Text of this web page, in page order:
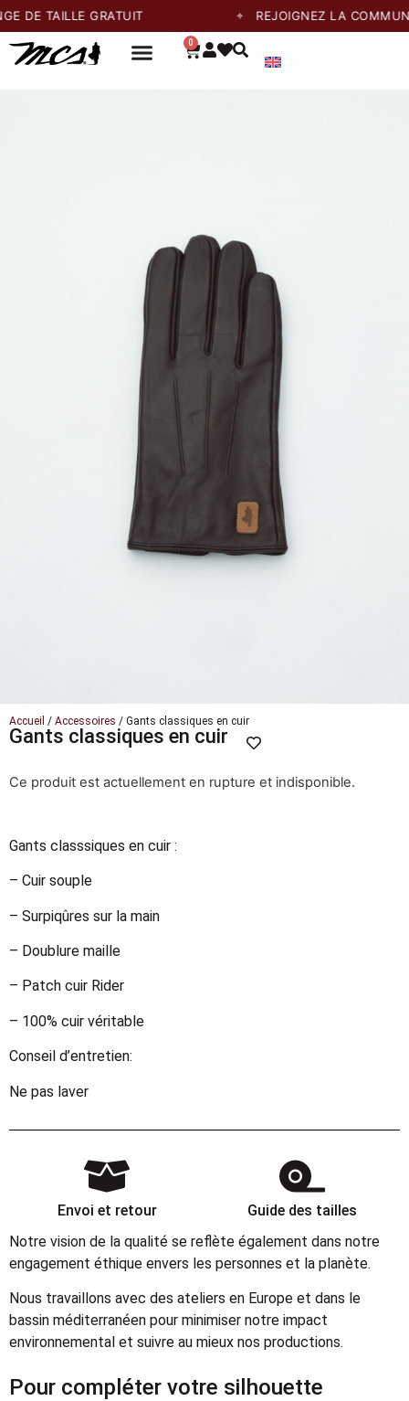
DE TAILLE GRATUIT REJOIGNEZ LA
0
Accueil / Accessoires / Gants classiques en cuir
Gants classiques en cuir
Ce produit est actuellement en rupture et indisponible.
Gants classsiques en cuir :
– Cuir souple
– Surpiqûres sur la main
– Doublure maille
– Patch cuir Rider
– 100% cuir véritable
Conseil d’entretien:
Ne pas laver
Envoi et retour
Guide des tailles
Notre vision de la qualité se reflète également dans notre
engagement éthique envers les personnes et la planète.
Nous travaillons avec des ateliers en Europe et dans le
bassin méditerranéen pour minimiser notre impact
environnemental et suivre au mieux nos productions.
Pour compléter votre silhouette